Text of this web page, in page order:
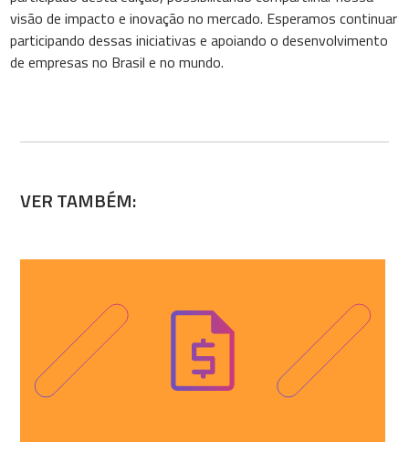
visão de impacto e inovação no mercado. Esperamos continuar
participando dessas iniciativas e apoiando o desenvolvimento
de empresas no Brasil e no mundo.
VER TAMBÉM: